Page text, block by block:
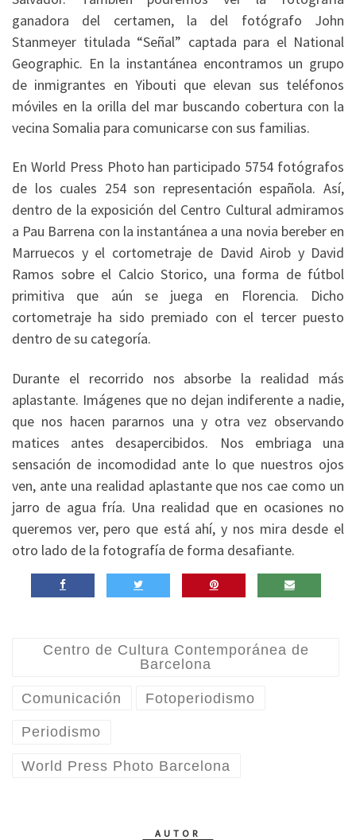
ganadora del certamen, la del fotógrafo John
Stanmeyer titulada “Señal” captada para el National
Geographic. En la instantánea encontramos un grupo
de inmigrantes en Yibouti que elevan sus teléfonos
móviles en la orilla del mar buscando cobertura con la
vecina Somalia para comunicarse con sus familias.
En World Press Photo han participado 5754 fotógrafos
de los cuales 254 son representación española. Así,
dentro de la exposición del Centro Cultural admiramos
a Pau Barrena con la instantánea a una novia bereber en
Marruecos y el cortometraje de David Airob y David
Ramos sobre el Calcio Storico, una forma de fútbol
primitiva que aún se juega en Florencia. Dicho
cortometraje ha sido premiado con el tercer puesto
dentro de su categoría.
Durante el recorrido nos absorbe la realidad más
aplastante. Imágenes que no dejan indiferente a nadie,
que nos hacen pararnos una y otra vez observando
matices antes desapercibidos. Nos embriaga una
sensación de incomodidad ante lo que nuestros ojos
ven, ante una realidad aplastante que nos cae como un
jarro de agua fría. Una realidad que en ocasiones no
queremos ver, pero que está ahí, y nos mira desde el
otro lado de la fotografía de forma desafiante.
Centro de Cultura Contemporánea de
Barcelona
Comunicación Fotoperiodismo
Periodismo
World Press Photo Barcelona
AUTOR